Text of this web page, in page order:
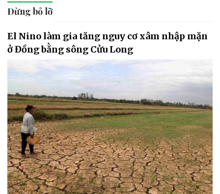
Đừng bỏ lỡ
El Nino làm gia tăng nguy cơ xâm nhập mặn
ở Đồng bằng sông Cửu Long